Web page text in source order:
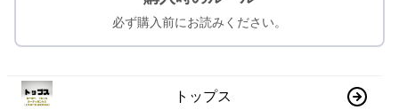
必ず購入前にお読みください。
トップス